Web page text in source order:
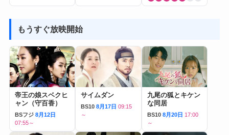
もうすぐ放映開始
帝王の娘スベクヒ
ャン（守百香）
BSフジ 8月12日
07:55～
サイムダン
BS10 8月17日 09:15
～
九尾の狐とキケン
な同居
BS10 8月20日 17:00
～